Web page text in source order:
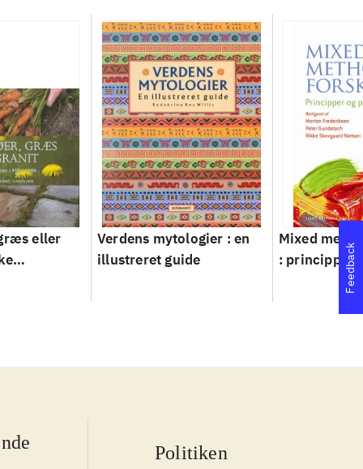
eller
Verdens mytologier : en
illustreret guide
Mixed
: principper
Politiken
Feedback